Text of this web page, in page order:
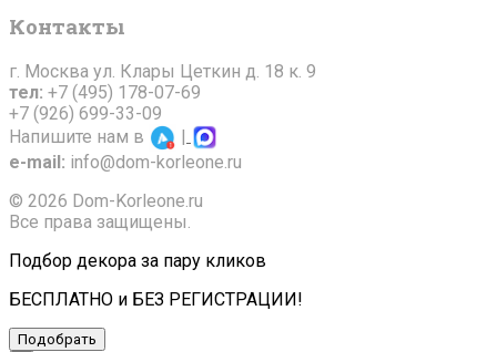
Контакты
г. Москва ул. Клары Цеткин д. 18 к. 9
тел: +7 (495) 178-07-69
+7 (926) 699-33-09
Напишите нам в
|
e-mail: info@dom-korleone.ru
© 2026 Dom-Korleone.ru
Все права защищены.
Подбор декора за пару кликов
БЕСПЛАТНО и БЕЗ РЕГИСТРАЦИИ!
Подобрать